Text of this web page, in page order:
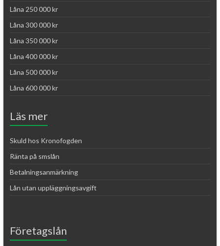
Låna 250 000 kr
Låna 300 000 kr
Låna 350 000 kr
Låna 400 000 kr
Låna 500 000 kr
Låna 600 000 kr
Läs mer
Skuld hos Kronofogden
Ränta på smslån
Betalningsanmärkning
Lån utan uppläggningsavgift
Företagslån